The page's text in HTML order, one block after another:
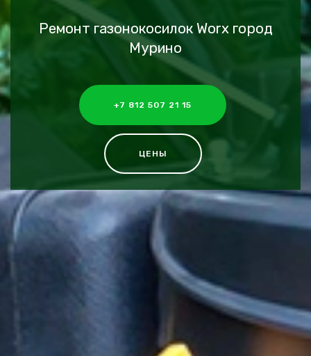
Ремонт газонокосилок Worx город
Мурино
+7 812 507 21 15
ЦЕНЫ